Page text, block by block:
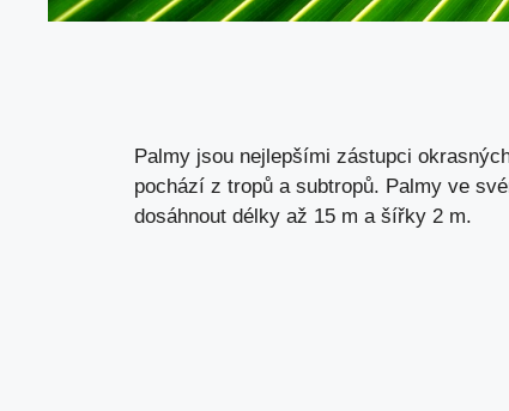
Palmy jsou nejlepšími zástupci
pochází z tropů a subtropů. Palmy ve
dosáhnout délky až 15 m a šířky 2 m.